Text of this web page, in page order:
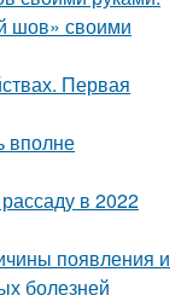
шов» своими
Первая
вполне
в 2022
появления и
болезней